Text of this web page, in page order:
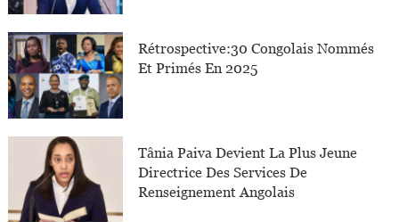
Rétrospective:30 Congolais Nommés
Et Primés En 2025
Tânia Paiva Devient La Plus Jeune
Directrice Des Services De
Renseignement Angolais